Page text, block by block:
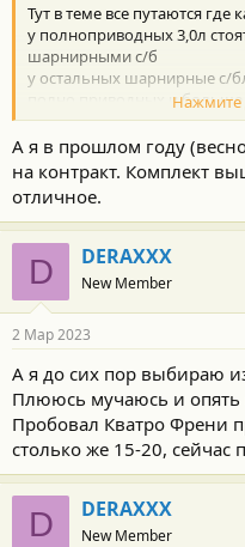
Тут в теме все путаются
у полноприводных 3,0л
шарнирными с/б
у остальных шарнирные с/
полно приводных и
я принял решение
ШАэсы (шарнинрныные
Буду делать их путем
расточной гильзы от
диаметр 35мм.
Отпилю гильзу переднего
подрамнику), Далее на
диаметр на 6 десяток (до
снатягом Шаэс 36мм)
гильзу к Бушному старому
Toyota 42210-14010
Внутренний с/блок
Кстати, в эти развальные
регулировку как на тяге - с
идиотской регулировки в
болтами.
Передние поперечные
меньше нагрузка. Думаю,
на простые сайленты, без
Нажмите
А я в прошлом году
на контракт. Комплект
отличное.
D DERAXXX
New Member
2 Мар 2023
А я до сих пор выбираю
Плююсь мучаюсь и
Пробовал Кватро Френи
столько же 15-20, сейчас
D DERAXXX
New Member